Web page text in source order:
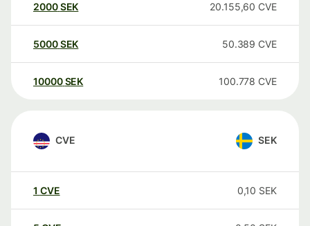
2000SEK 20.155,60 CVE
5000SEK 50.389 CVE
10000 SEK 100.778 CVE
CVE SEK
1 CVE 0,10 SEK